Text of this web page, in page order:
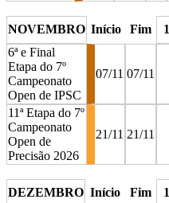
NOVEMBRO Início Fim 1
6ª e Final
Etapa do 7º
Campeonato
Open de IPSC
07/11 07/11
11ª Etapa do 7º
Campeonato
Open de
Precisão 2026
21/11 21/11
DEZEMBRO Início Fim 1